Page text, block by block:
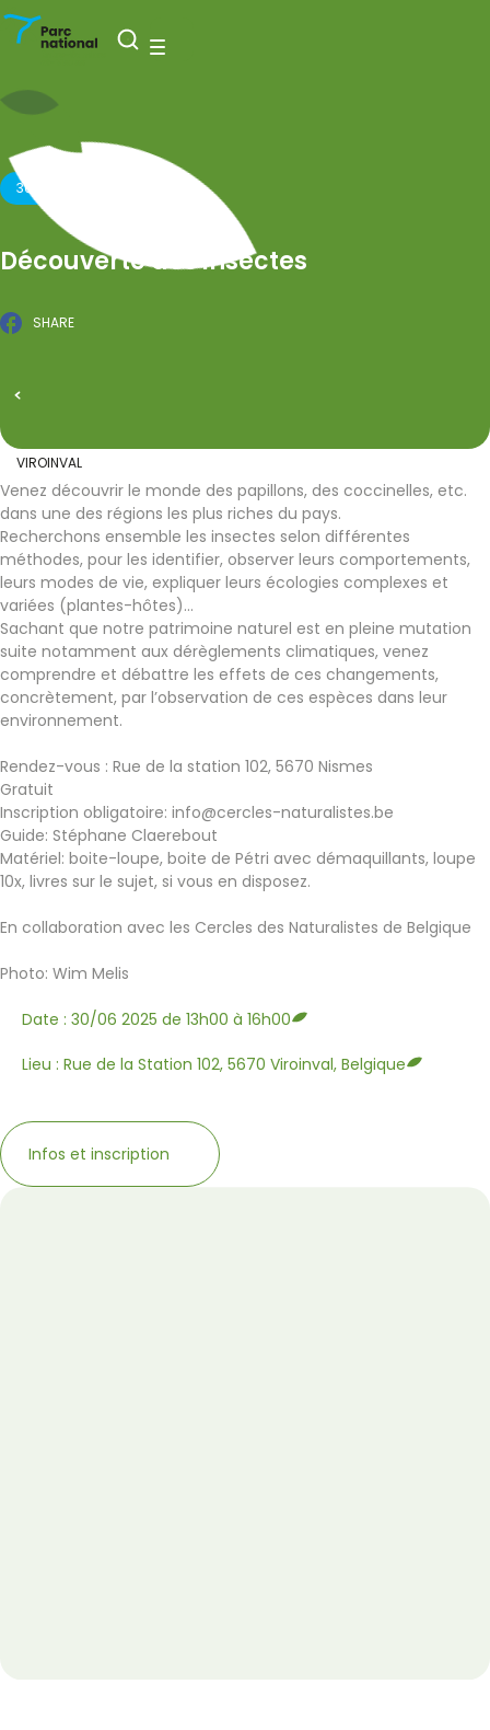
National Park Entre-Sambre-et-Meuse
Open search
30 JUNE 2025
Découverte des insectes
SHARE
Facebook
All events
VIROINVAL
Venez découvrir le monde des papillons, des coccinelles, etc.
dans une des régions les plus riches du pays.
Recherchons ensemble les insectes selon différentes
méthodes, pour les identifier, observer leurs comportements,
leurs modes de vie, expliquer leurs écologies complexes et
variées (plantes-hôtes)…
Sachant que notre patrimoine naturel est en pleine mutation
suite notamment aux dérèglements climatiques, venez
comprendre et débattre les effets de ces changements,
concrètement, par l’observation de ces espèces dans leur
environnement.
Rendez-vous : Rue de la station 102, 5670 Nismes
Gratuit
Inscription obligatoire: info@cercles-naturalistes.be
Guide: Stéphane Claerebout
Matériel: boite-loupe, boite de Pétri avec démaquillants, loupe
10x, livres sur le sujet, si vous en disposez.
En collaboration avec les Cercles des Naturalistes de Belgique
Photo: Wim Melis
Date : 30/06 2025 de 13h00 à 16h00
Lieu : Rue de la Station 102, 5670 Viroinval, Belgique
Infos et inscription